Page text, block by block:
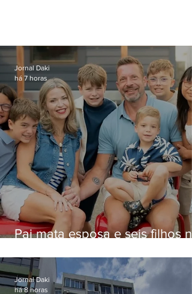
Pai mata esposa e seis filhos
Jornal Daki
há 7 horas
Jornal Daki
há 8 horas